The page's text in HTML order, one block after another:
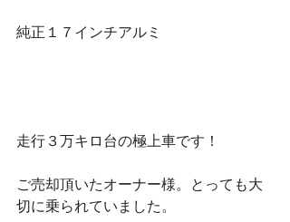
純正１７インチアルミ
走行３万キロ台の極上車です！
ご売却頂いたオーナー様。とっても大
切に乗られていました。